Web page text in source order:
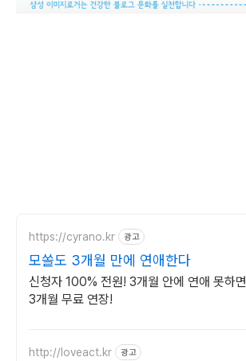
https://cyrano.kr 광고
모쏠도 3개월 만에 연애한다
신청자 100% 전원! 3개월 안에 연애 못하면
3개월 무료 연장!
http://loveact.kr 광고